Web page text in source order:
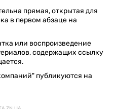
прямая, открытая для
в первом абзаце на
или воспроизведение
содержащих ссылку
публикуются на